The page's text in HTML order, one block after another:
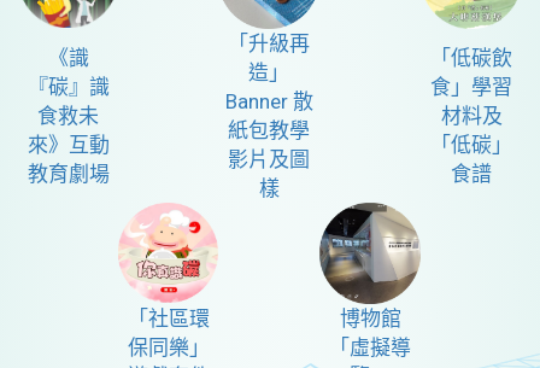
《識
『碳』識
食救未
來》互動
教育劇場
「升級再
造」
Banner 散
紙包教學
影片及圖
樣
「低碳飲
食」學習
材料及
「低碳」
食譜
「社區環
保同樂」
博物館
「虛擬導